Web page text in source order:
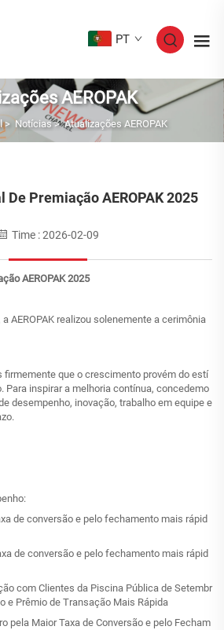
PT
AEROPAK
>Notícias>Atualizações AEROPAK
Premiação AEROPAK 2025
Time : 2026-02-09
AEROPAK 2025
AEROPAK realizou solenemente a cerimônia
firmemente que o crescimento provém do estí
Para inspirar a melhoria contínua, concedemo
desempenho, inovação, trabalho em equipe e
de conversão e pelo fechamento mais rápid
de conversão e pelo fechamento mais rápid
com Clientes da Piscina Pública de Setembr
e Prêmio de Transação Mais Rápida
pela Maior Taxa de Conversão e pelo Fecham